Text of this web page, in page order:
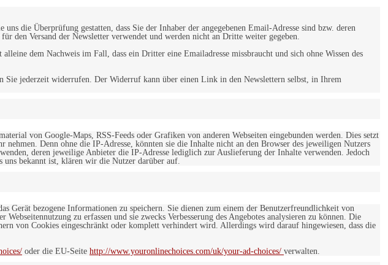
die Überprüfung gestatten, dass Sie der Inhaber der angegebenen Email-Adresse sind bzw. deren
den Versand der Newsletter verwendet und werden nicht an Dritte weiter gegeben.
dem Nachweis im Fall, dass ein Dritter eine Emailadresse missbraucht und sich ohne Wissen des
Sie jederzeit widerrufen. Der Widerruf kann über einen Link in den Newslettern selbst, in Ihrem
von Google-Maps, RSS-Feeds oder Grafiken von anderen Webseiten eingebunden werden. Dies setzt
Denn ohne die IP-Adresse, könnten sie die Inhalte nicht an den Browser des jeweiligen Nutzers
deren jeweilige Anbieter die IP-Adresse lediglich zur Auslieferung der Inhalte verwenden. Jedoch
bekannt ist, klären wir die Nutzer darüber auf.
Gerät bezogene Informationen zu speichern. Sie dienen zum einem der Benutzerfreundlichkeit von
zu erfassen und sie zwecks Verbesserung des Angebotes analysieren zu können. Die
von Cookies eingeschränkt oder komplett verhindert wird. Allerdings wird darauf hingewiesen, dass die
oder die EU-Seite http://www.youronlinechoices.com/uk/your-ad-choices/ verwalten.